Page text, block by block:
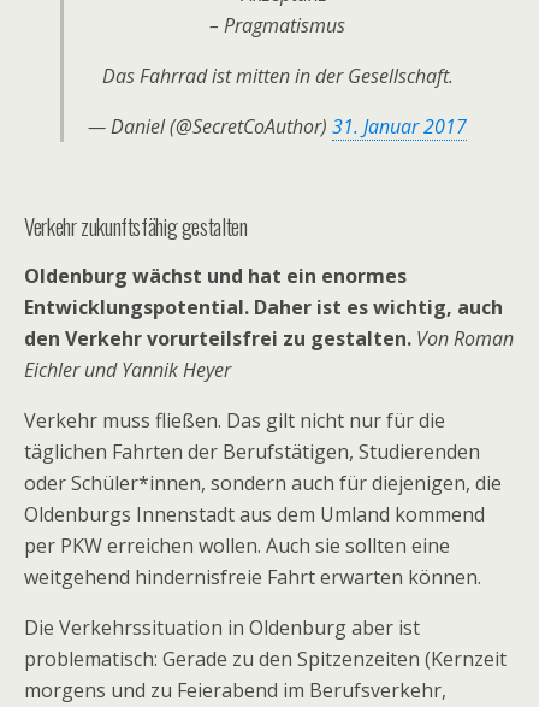
– Pragmatismus
Das Fahrrad ist mitten in der Gesellschaft.
— Daniel (@SecretCoAuthor) 31. Januar 2017
Verkehr zukunftsfähig gestalten
Oldenburg wächst und hat ein enormes
Entwicklungspotential. Daher ist es wichtig, auch
den Verkehr vorurteilsfrei zu gestalten. Von Roman
Eichler und Yannik Heyer
Verkehr muss fließen. Das gilt nicht nur für die
täglichen Fahrten der Berufstätigen, Studierenden
oder Schüler*innen, sondern auch für diejenigen, die
Oldenburgs Innenstadt aus dem Umland kommend
per PKW erreichen wollen. Auch sie sollten eine
weitgehend hindernisfreie Fahrt erwarten können.
Die Verkehrssituation in Oldenburg aber ist
problematisch: Gerade zu den Spitzenzeiten (Kernzeit
morgens und zu Feierabend im Berufsverkehr,